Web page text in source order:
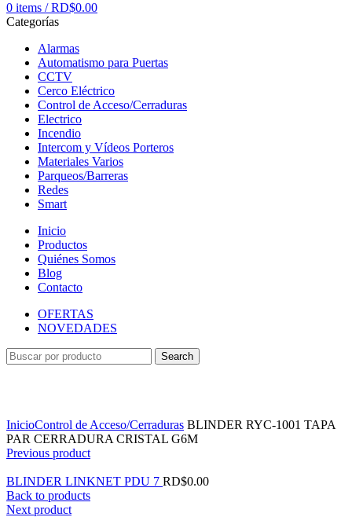
0 items / RD$0.00
Categorías
Alarmas
Automatismo para Puertas
CCTV
Cerco Eléctrico
Control de Acceso/Cerraduras
Electrico
Incendio
Intercom y Vídeos Porteros
Materiales Varios
Parqueos/Barreras
Redes
Smart
Inicio
Productos
Quiénes Somos
Blog
Contacto
OFERTAS
NOVEDADES
Search
InicioControl de Acceso/Cerraduras BLINDER RYC-1001 TAPA
PAR CERRADURA CRISTAL G6M
Previous product
BLINDER LINKNET PDU 7 RD$0.00
Back to products
Next product